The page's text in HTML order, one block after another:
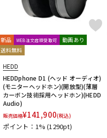
新品 WEB注文店頭受取可
動画あり
送料無料
HEDD
HEDDphone D1 (ヘッド オーディオ)
(モニターヘッドホン)(開放型)(薄層
カーボン技術採用ヘッドホン)(HEDD
Audio)
販売価格¥141,900(税込)
ポイント：1%(1290pt)